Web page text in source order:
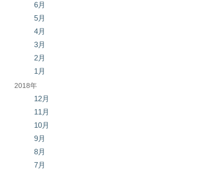
6月
5月
4月
3月
2月
1月
2018年
12月
11月
10月
9月
8月
7月